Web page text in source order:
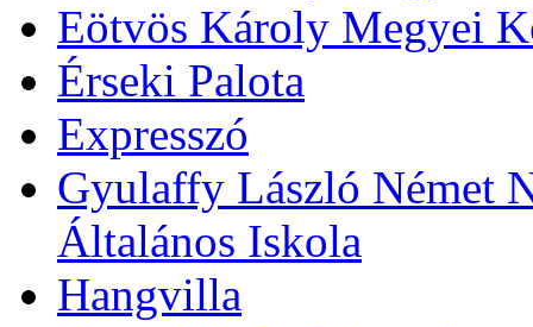
Eötvös Károly Megyei
Érseki Palota
Expresszó
Gyulaffy László Német
Általános Iskola
Hangvilla